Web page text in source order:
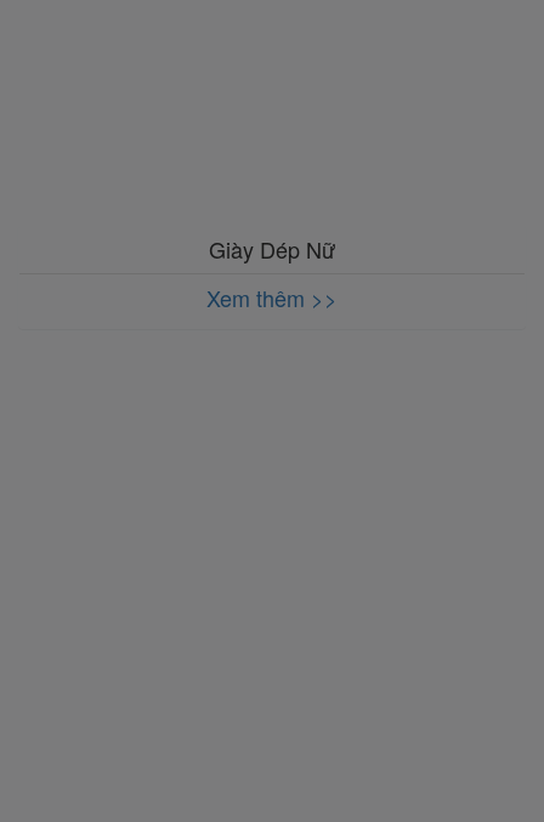
Giày Dép Nữ
Xem thêm >>